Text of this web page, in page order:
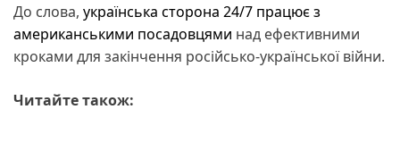
До слова, українська сторона 24/7 працює з
американськими посадовцями над ефективними
кроками для закінчення російсько-української війни.
Читайте також: